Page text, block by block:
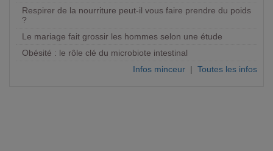
Respirer de la nourriture peut-il vous faire prendre du poids
?
Le mariage fait grossir les hommes selon une étude
Obésité : le rôle clé du microbiote intestinal
Infos minceur | Toutes les infos